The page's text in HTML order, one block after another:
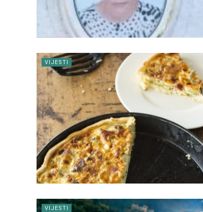
VIJESTI
VIJESTI